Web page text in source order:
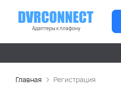
Адаптеры к плафону
Главная Регистрация